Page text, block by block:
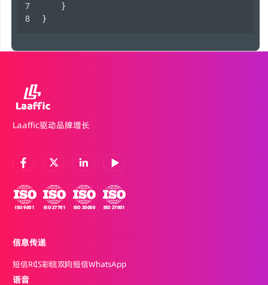
    }
}
Laaffic驱动品牌增长
信息传递
短信RCS彩信双向短信WhatsApp
语音